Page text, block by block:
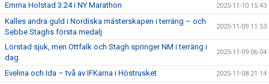
Emma Holstad 3:24 i NY Marathon 2025-11-10 15:43
Kalles andra guld i Nordiska mästerskapen i terräng – och
Sebbe Staghs första medalj
2025-11-09 11:53
Lörstad sjuk, men Ottfalk och Stagh springer NM i terräng i
dag
2025-11-09 06:04
Evelina och Ida – två av IFKarna i Höstrusket 2025-11-08 21:14